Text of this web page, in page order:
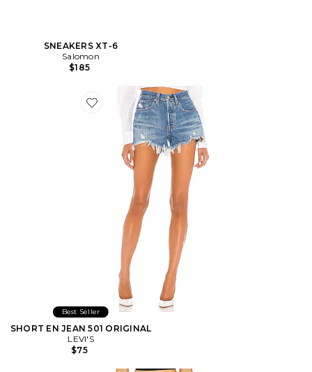
SNEAKERS XT-6
Salomon
$185
Favorite SHORT EN JEAN 501 ORIGINAL
Best Seller
SHORT EN JEAN 501 ORIGINAL
LEVI'S
$75